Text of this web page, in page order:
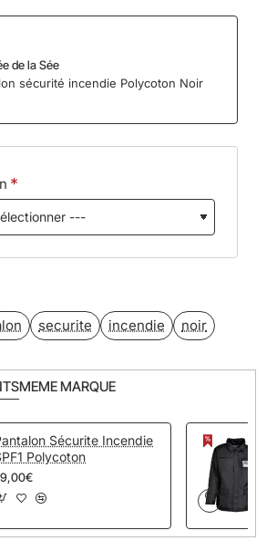
de la Sée
sécurité incendie Polycoton Noir
securite incendie noir
MEME MARQUE
Sécurite Incendie
Polycoton